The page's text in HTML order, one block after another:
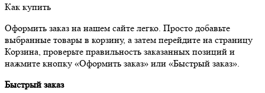
Как купить
Оформить заказ на нашем сайте легко. Просто добавьте
выбранные товары в корзину, а затем перейдите на страницу
Корзина, проверьте правильность заказанных позиций и
нажмите кнопку «Оформить заказ» или «Быстрый заказ».
Быстрый заказ